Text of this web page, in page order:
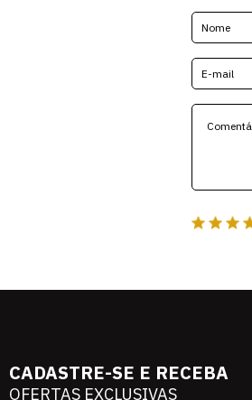
CADASTRE-SE E RECEBA
OFERTAS EXCLUSIVAS